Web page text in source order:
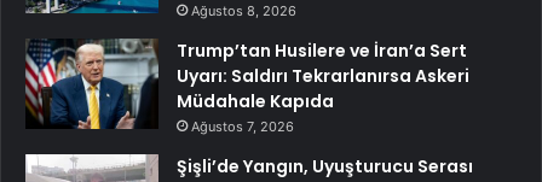
Ağustos 8, 2026
Trump’tan Husilere ve İran’a Sert
Uyarı: Saldırı Tekrarlanırsa Askeri
Müdahale Kapıda
Ağustos 7, 2026
Şişli’de Yangın, Uyuşturucu Serası